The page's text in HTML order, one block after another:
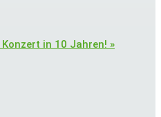
in 10 Jahren! »